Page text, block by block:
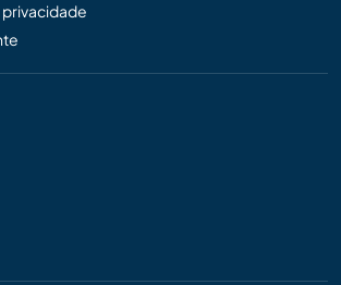
privacidade